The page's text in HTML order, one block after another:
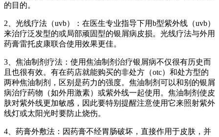
的目的。
2、光线疗法（uvb）：在医生专业指导下用b型紫外线（uvb）
来治疗泛发型的或局部顽固型的银屑病皮损。光线疗法与外用
药膏雷托皮康联合使用效果更佳。
3、焦油制剂疗法：使用焦油制剂治疗银屑病不仅很有历史而
且也很有效。有在药店就能购买的非处方（otc）和处方型的
两种焦油制剂，区别是药力的强度。焦油制剂可以和别的银屑
病治疗药物（如外用激素）或紫外线一起使用。焦油制剂使皮
肤对紫外线更加敏感，因此要特别提醒注意使用它来照射紫外
线灯或太阳光时要防止烧伤。
4、药膏外敷法：因药膏不经胃肠破坏，直接作用于皮肤，并